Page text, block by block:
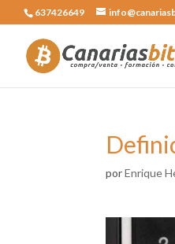
637426649
porEnrique